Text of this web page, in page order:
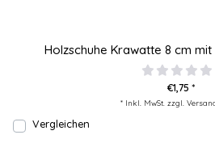
Holzschuhe Krawatte 8 cm
€1,75 *
* Inkl. MwSt. zzgl.
Vergleichen